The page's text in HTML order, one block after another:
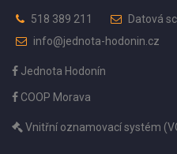
518 389 211
Datová
info@jednota-hodonin.cz
Jednota Hodonín
COOP Morava
Vnitřní oznamovací systém